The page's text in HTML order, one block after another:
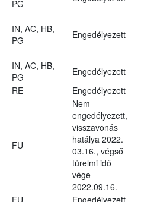
PG
IN, AC, HB,
PG
Engedélyezett
IN, AC, HB,
PG
Engedélyezett
RE Engedélyezett
FU
Nem
engedélyezett,
visszavonás
hatálya 2022.
03.16., végső
türelmi idő
vége
2022.09.16.